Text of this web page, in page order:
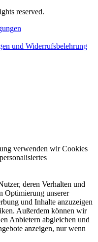
reserved.
und Widerrufsbelehrung
verwenden wir Cookies
deren Verhalten und
Optimierung unserer
und Inhalte anzuzeigen
Außerdem können wir
Anbietern abgleichen und
anzeigen, nur wenn